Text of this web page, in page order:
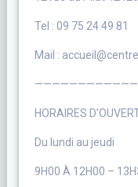
Tel : 09 75 24 49 81
Mail :
HORAIRES
Du lundi au jeudi
9H00 À 12H00 –